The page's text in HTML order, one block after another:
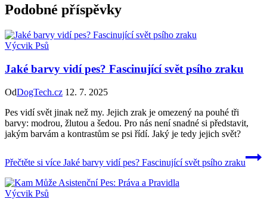
Podobné příspěvky
Výcvik Psů
Jaké barvy vidí pes? Fascinující svět psího zraku
OdDogTech.cz 12. 7. 2025
Pes vidí svět jinak než my. Jejich zrak je omezený na pouhé tři
barvy: modrou, žlutou a šedou. Pro nás není snadné si představit,
jakým barvám a kontrastům se psi řídí. Jaký je tedy jejich svět?
Přečtěte si více Jaké barvy vidí pes? Fascinující svět psího zraku
Výcvik Psů